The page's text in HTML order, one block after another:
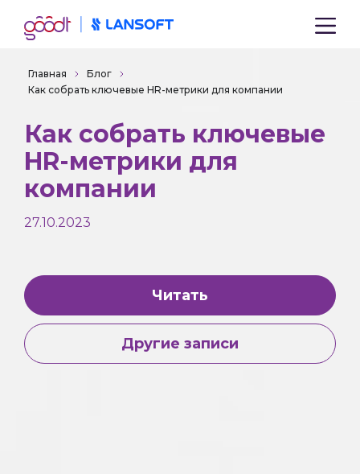
Главная
Блог
Как собрать ключевые HR-метрики для компании
Как собрать ключевые
HR-метрики для
компании
27.10.2023
Читать
Другие записи